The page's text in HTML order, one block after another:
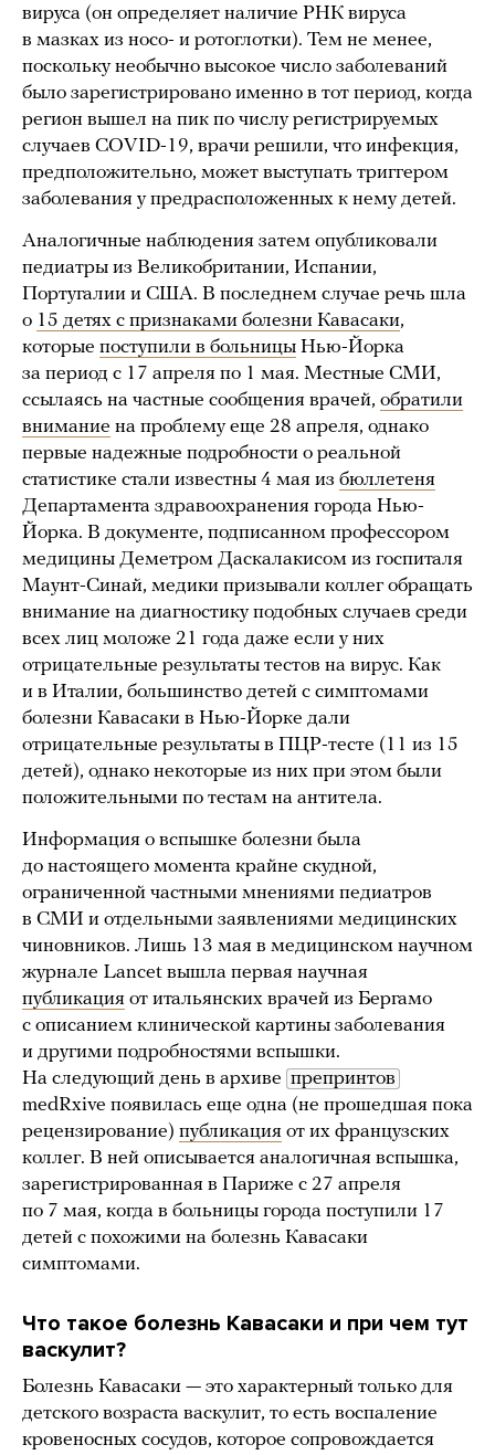
вируса (он определяет наличие РНК вируса
в мазках из носо- и ротоглотки). Тем не менее,
поскольку необычно высокое число заболеваний
было зарегистрировано именно в тот период, когда
регион вышел на пик по числу регистрируемых
случаев COVID-19, врачи решили, что инфекция,
предположительно, может выступать триггером
заболевания у предрасположенных к нему детей.
Аналогичные наблюдения затем опубликовали
педиатры из Великобритании, Испании,
Португалии и США. В последнем случае речь шла
о 15 детях с признаками болезни Кавасаки,
которые поступили в больницы Нью-Йорка
за период с 17 апреля по 1 мая. Местные СМИ,
ссылаясь на частные сообщения врачей, обратили
внимание на проблему еще 28 апреля, однако
первые надежные подробности о реальной
статистике стали известны 4 мая из бюллетеня
Департамента здравоохранения города Нью-
Йорка. В документе, подписанном профессором
медицины Деметром Даскалакисом из госпиталя
Маунт-Синай, медики призывали коллег обращать
внимание на диагностику подобных случаев среди
всех лиц моложе 21 года даже если у них
отрицательные результаты тестов на вирус. Как
и в Италии, большинство детей с симптомами
болезни Кавасаки в Нью-Йорке дали
отрицательные результаты в ПЦР-тесте (11 из 15
детей), однако некоторые из них при этом были
положительными по тестам на антитела.
Информация о вспышке болезни была
до настоящего момента крайне скудной,
ограниченной частными мнениями педиатров
в СМИ и отдельными заявлениями медицинских
чиновников. Лишь 13 мая в медицинском научном
журнале Lancet вышла первая научная
публикация от итальянских врачей из Бергамо
с описанием клинической картины заболевания
и другими подробностями вспышки.
На следующий день в архиве препринтов
medRxive появилась еще одна (не прошедшая пока
рецензирование) публикация от их французских
коллег. В ней описывается аналогичная вспышка,
зарегистрированная в Париже с 27 апреля
по 7 мая, когда в больницы города поступили 17
детей с похожими на болезнь Кавасаки
симптомами.
Что такое болезнь Кавасаки и при чем тут
васкулит?
Болезнь Кавасаки — это характерный только для
детского возраста васкулит, то есть воспаление
кровеносных сосудов, которое сопровождается